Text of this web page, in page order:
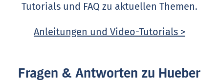
Tutorials und FAQ zu aktuellen Themen.
Anleitungen und Video-Tutorials >
Fragen & Antworten zu Hueber